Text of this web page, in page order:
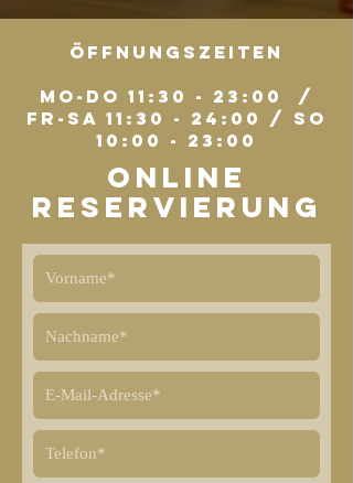
öffnungszeiten
Mo-Do 11:30 - 23:00 /
Fr-Sa 11:30 - 24:00 / So
10:00 - 23:00
Online
reservierung